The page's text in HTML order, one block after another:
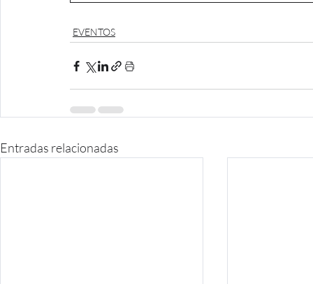
EVENTOS
Entradas relacionadas